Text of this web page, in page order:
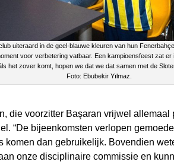
uiteraard in de geel-blauwe kleuren van hun
voor verbetering vatbaar. Een kampioensfeest zat er
het zover komt, hopen we dat we dat samen met de
Foto: Ebubekir Yılmaz.
die voorzitter Başaran vrijwel
“De bijeenkomsten verlopen
komen dan gebruikelijk. Bovendien
onze disciplinaire commissie en